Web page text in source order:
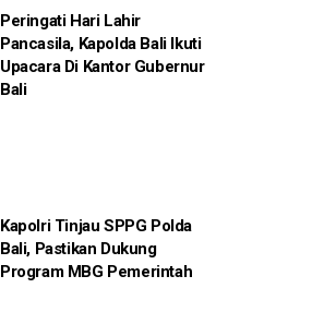
Peringati Hari Lahir
Pancasila, Kapolda Bali Ikuti
Upacara Di Kantor Gubernur
Bali
Kapolri Tinjau SPPG Polda
Bali, Pastikan Dukung
Program MBG Pemerintah